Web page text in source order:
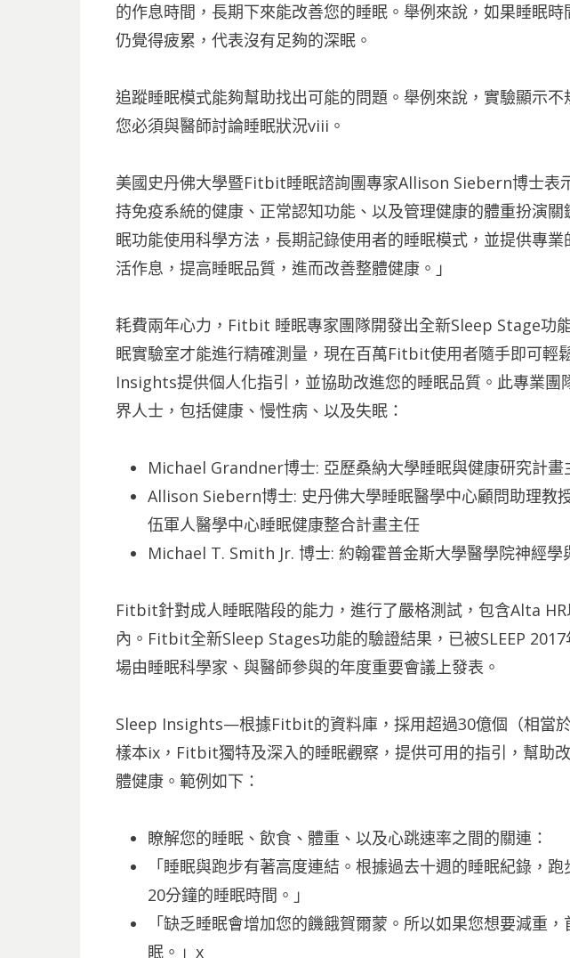
的作息時間，長期下來能改善您的睡眠。舉例來說，如果睡眠
仍覺得疲累，代表沒有足夠的深眠。
追蹤睡眠模式能夠幫助找出可能的問題。舉例來說，實驗顯示
您必須與醫師討論睡眠狀況viii。
美國史丹佛大學暨Fitbit睡眠諮詢團專家Allison Siebern博士表
持免疫系統的健康、正常認知功能、以及管理健康的體重扮演
眠功能使用科學方法，長期記錄使用者的睡眠模式，並提供專
活作息，提高睡眠品質，進而改善整體健康。」
耗費兩年心力，Fitbit 睡眠專家團隊開發出全新Sleep Stage功
眠實驗室才能進行精確測量，現在百萬Fitbit使用者隨手即可輕
Insights提供個人化指引，並協助改進您的睡眠品質。此專業團
界人士，包括健康、慢性病、以及失眠：
Michael Grandner博士: 亞歷桑納大學睡眠與健康研究計畫
Allison Siebern博士: 史丹佛大學睡眠醫學中心顧問助理教
伍軍人醫學中心睡眠健康整合計畫主任
Michael T. Smith Jr. 博士: 約翰霍普金斯大學醫學院神經學
Fitbit針對成人睡眠階段的能力，進行了嚴格測試，包含Alta
內。Fitbit全新Sleep Stages功能的驗證結果，已被SLEEP
場由睡眠科學家、與醫師參與的年度重要會議上發表。
Sleep Insights—根據Fitbit的資料庫，採用超過30億個（相當
樣本ix，Fitbit獨特及深入的睡眠觀察，提供可用的指引，幫助
體健康。範例如下：
瞭解您的睡眠、飲食、體重、以及心跳速率之間的關連：
「睡眠與跑步有著高度連結。根據過去十週的睡眠紀錄，
20分鐘的睡眠時間。」
「缺乏睡眠會增加您的饑餓賀爾蒙。所以如果您想要減重
眠。」x